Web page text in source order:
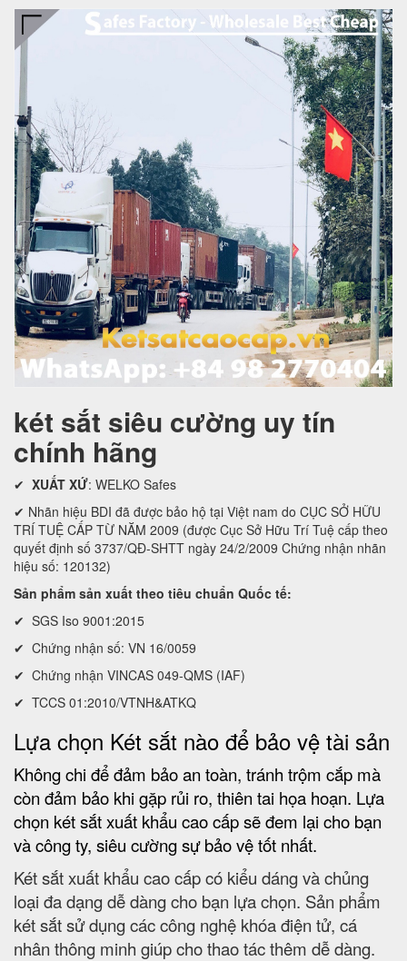
két sắt siêu cường uy tín
chính hãng
✔ XUẤT XỨ: WELKO Safes
✔ Nhãn hiệu BDI đã được bảo hộ tại Việt nam do CỤC SỞ HỮU
TRÍ TUỆ CẤP TỪ NĂM 2009 (được Cục Sở Hữu Trí Tuệ cấp theo
quyết định số 3737/QĐ-SHTT ngày 24/2/2009 Chứng nhận nhãn
hiệu số: 120132)
Sản phẩm sản xuất theo tiêu chuẩn Quốc tế:
✔ SGS Iso 9001:2015
✔ Chứng nhận số: VN 16/0059
✔ Chứng nhận VINCAS 049-QMS (IAF)
✔ TCCS 01:2010/VTNH&ATKQ
Lựa chọn Két sắt nào để bảo vệ tài sản
Không chi để đảm bảo an toàn, tránh trộm cắp mà
còn đảm bảo khi gặp rủi ro, thiên tai họa hoạn. Lựa
chọn két sắt xuất khẩu cao cấp sẽ đem lại cho bạn
và công ty, siêu cường sự bảo vệ tốt nhất.
Két sắt xuất khẩu cao cấp có kiểu dáng và chủng
loại đa dạng dễ dàng cho bạn lựa chọn. Sản phẩm
két sắt sử dụng các công nghệ khóa điện tử, cá
nhân thông minh giúp cho thao tác thêm dễ dàng.